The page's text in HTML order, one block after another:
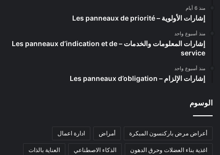
منذ 6 أيام
إشارات الأولوية – Les panneaux de priorité
منذ أسبوع واحد
إشارات المعلومات والخدمات – Les panneaux d’indication et de
service
منذ أسبوع واحد
إشارات الإلزام – Les panneaux d’obligation
الوسوم
أعراض مرض باركنسون المبكرة أمراض ادارة اعمال
اغذية بناء العضلات وحرق الدهون الذكاء الاصطناعي العناية بالذات